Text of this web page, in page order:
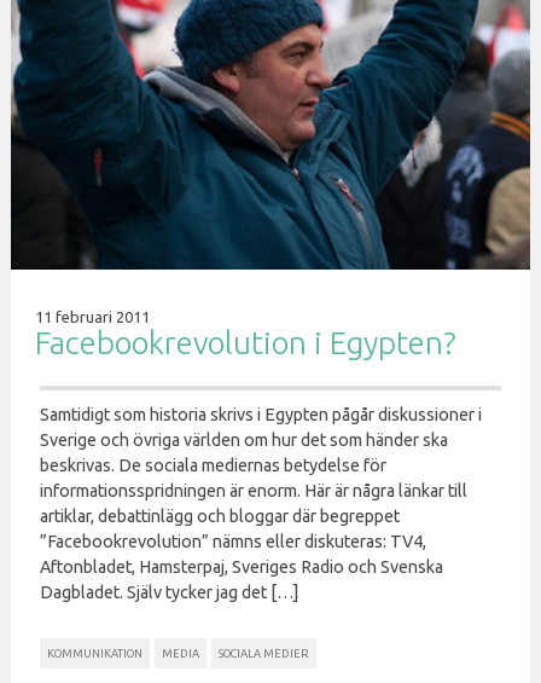
11 februari 2011
Facebookrevolution i Egypten?
Samtidigt som historia skrivs i Egypten pågår diskussioner i
Sverige och övriga världen om hur det som händer ska
beskrivas. De sociala mediernas betydelse för
informationsspridningen är enorm. Här är några länkar till
artiklar, debattinlägg och bloggar där begreppet
”Facebookrevolution” nämns eller diskuteras: TV4,
Aftonbladet, Hamsterpaj, Sveriges Radio och Svenska
Dagbladet. Själv tycker jag det […]
KOMMUNIKATION MEDIA SOCIALA MEDIER